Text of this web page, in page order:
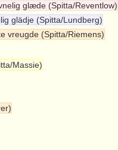
glæde (Spitta/Reventlow)
glädje (Spitta/Lundberg)
vreugde (Spitta/Riemens)
Massie)